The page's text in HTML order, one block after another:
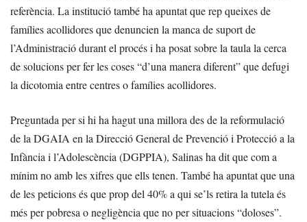
referència. La institució també ha apuntat que rep queixes de
famílies acollidores que denuncien la manca de suport de
l’Administració durant el procés i ha posat sobre la taula la cerca
de solucions per fer les coses “d’una manera diferent” que defugi
la dicotomia entre centres o famílies acollidores.
Preguntada per si hi ha hagut una millora des de la reformulació
de la DGAIA en la Direcció General de Prevenció i Protecció a la
Infància i l’Adolescència (DGPPIA), Salinas ha dit que com a
mínim no amb les xifres que ells tenen. També ha apuntat que una
de les peticions és que prop del 40% a qui se’ls retira la tutela és
més per pobresa o negligència que no per situacions “doloses”.